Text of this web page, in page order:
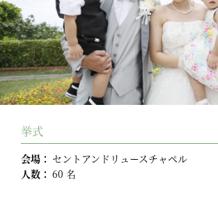
挙式
会場： セントアンドリュースチャペル
人数： 60 名